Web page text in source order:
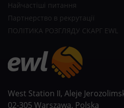
West Station II, Aleje
02-305 Warszawa, Polska
Найчастіші питання
Партнерство в рекрутації
ПОЛІТИКА РОЗГЛЯДУ СКАРГ EWL